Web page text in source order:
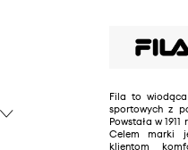
Fila to
sportowych z
Powstała w
Celem marki
klientom